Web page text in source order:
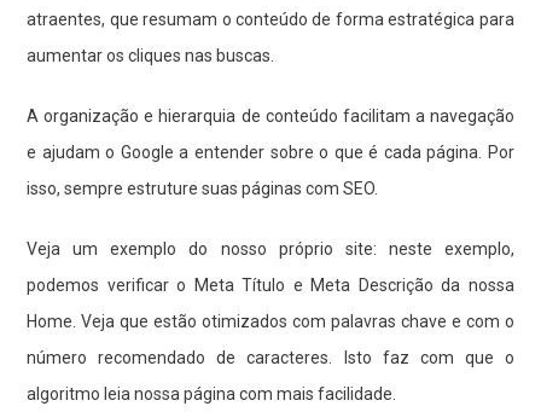
atraentes, que resumam o conteúdo de forma estratégica para
aumentar os cliques nas buscas.
A organização e hierarquia de conteúdo facilitam a navegação
e ajudam o Google a entender sobre o que é cada página. Por
isso, sempre estruture suas páginas com SEO.
Veja um exemplo do nosso próprio site: neste exemplo,
podemos verificar o Meta Título e Meta Descrição da nossa
Home. Veja que estão otimizados com palavras chave e com o
número recomendado de caracteres. Isto faz com que o
algoritmo leia nossa página com mais facilidade.